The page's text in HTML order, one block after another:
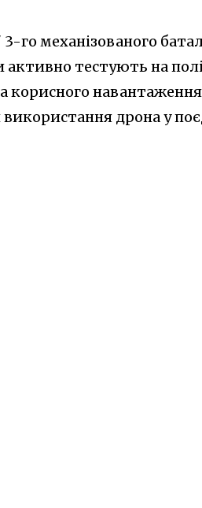
3-го механізованого
тестують на
корисного
дрона у